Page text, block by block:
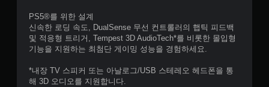
PS5®를 위한 설계
신속한 로딩 속도, DualSense 무선 컨트롤러의 햅틱 피드백
및 적응형 트리거, Tempest 3D AudioTech*를 비롯한 몰입형
기능을 지원하는 최첨단 게이밍 성능을 경험하세요.
*내장 TV 스피커 또는 아날로그/USB 스테레오 헤드폰을 통
해 3D 오디오를 지원합니다.